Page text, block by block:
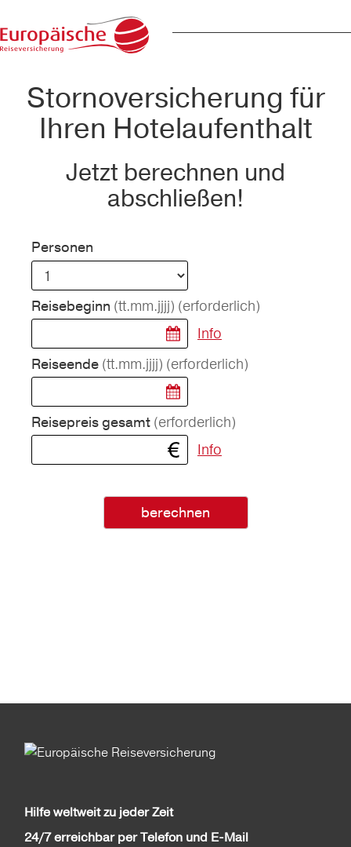
Stornoversicherung für
Ihren Hotelaufenthalt
Jetzt berechnen und
abschließen!
Personen
Reisebeginn (tt.mm.jjjj) (erforderlich)
Info
Reiseende (tt.mm.jjjj) (erforderlich)
Reisepreis gesamt (erforderlich)
Info
berechnen
Hilfe weltweit zu jeder Zeit
24/7 erreichbar per Telefon und E-Mail